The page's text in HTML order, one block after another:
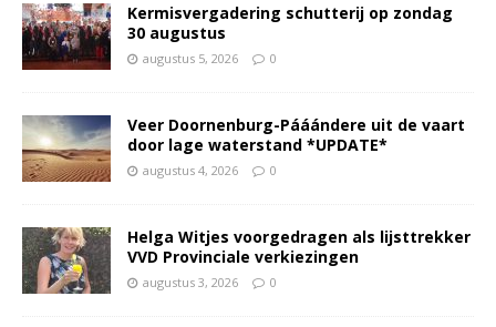
Kermisvergadering schutterij op zondag
30 augustus
augustus 5, 2026 0
Veer Doornenburg-Pááándere uit de vaart
door lage waterstand *UPDATE*
augustus 4, 2026 0
Helga Witjes voorgedragen als lijsttrekker
VVD Provinciale verkiezingen
augustus 3, 2026 0